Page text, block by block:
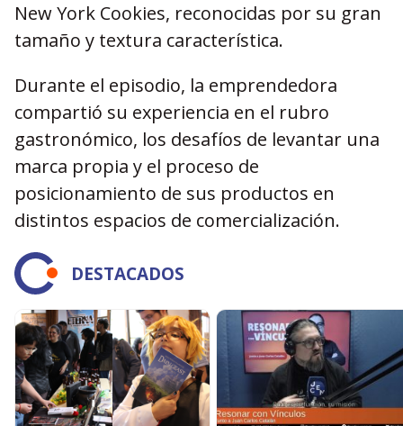
New York Cookies, reconocidas por su gran
tamaño y textura característica.
Durante el episodio, la emprendedora
compartió su experiencia en el rubro
gastronómico, los desafíos de levantar una
marca propia y el proceso de
posicionamiento de sus productos en
distintos espacios de comercialización.
DESTACADOS